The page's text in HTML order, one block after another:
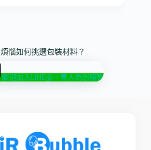
煩惱如何挑選包裝材料？
歡迎加入LINE@，專人為您服務